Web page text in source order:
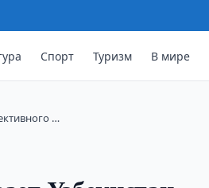
Спорт Туризм В мире
…